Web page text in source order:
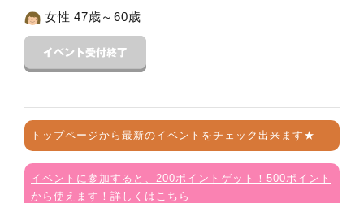
女性 47歳～60歳
トップページから最新のイベントをチェック出来ます★
イベントに参加すると、200ポイントゲット！500ポイント
から使えます！詳しくはこちら